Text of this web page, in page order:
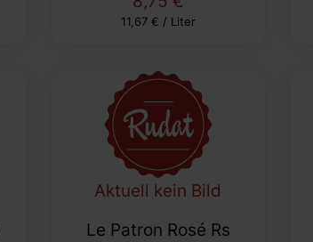
11,67 € / Liter
Aktuell kein Bild
Le Patron Rosé Rs